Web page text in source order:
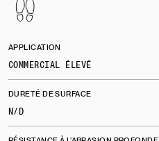
APPLICATION
COMMERCIAL ÉLEVÉ
DURETÉ DE SURFACE
N/D